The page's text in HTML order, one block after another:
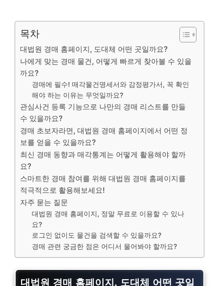
목차
대법원 경매 홈페이지, 도대체 어떤 곳일까요?
나에게 맞는 경매 물건, 어떻게 빠르게 찾아볼 수 있을
까요?
경매에 필수! 매각물건명세서와 감정평가서, 꼭 확인
해야 하는 이유는 무엇일까요?
관심사건 등록 기능으로 나만의 경매 리스트를 만들
수 있을까요?
경매 초보자라면, 대법원 경매 홈페이지에서 어떤 정
보를 얻을 수 있을까요?
최신 경매 동향과 매각통계는 어떻게 활용해야 할까
요?
스마트한 경매 참여를 위해 대법원 경매 홈페이지를
적극적으로 활용해보세요!
자주 묻는 질문
대법원 경매 홈페이지, 정말 무료로 이용할 수 있나
요?
로그인 없이도 물건을 검색할 수 있을까요?
경매 관련 궁금한 점은 어디서 물어봐야 할까요?
대법원 경매 홈페이지, 도대체 어떤 곳일